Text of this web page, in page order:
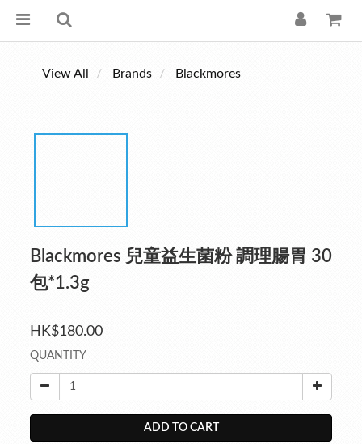
View All Brands Blackmores
Blackmores 兒童益生菌粉 調理腸胃 30
包*1.3g
HK$180.00
QUANTITY
ADD TO CART